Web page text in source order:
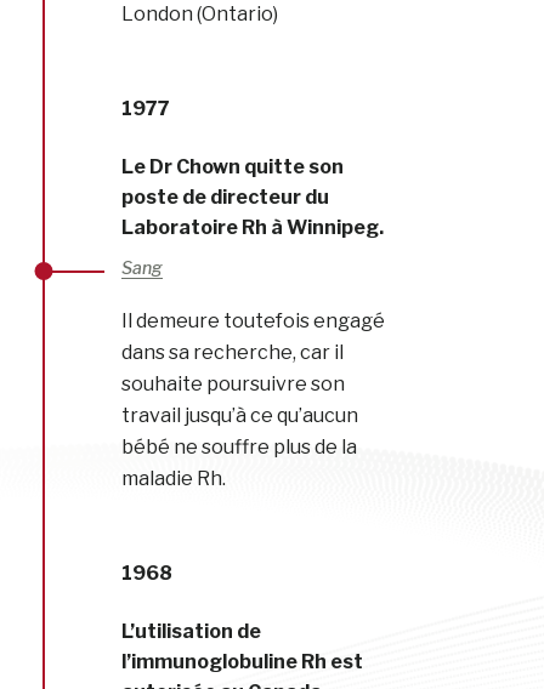
London (Ontario)
1977
Le Dr Chown quitte son
poste de directeur du
Laboratoire Rh à Winnipeg.
Sang
Il demeure toutefois engagé
dans sa recherche, car il
souhaite poursuivre son
travail jusqu’à ce qu’aucun
bébé ne souffre plus de la
maladie Rh.
1968
L’utilisation de
l’immunoglobuline Rh est